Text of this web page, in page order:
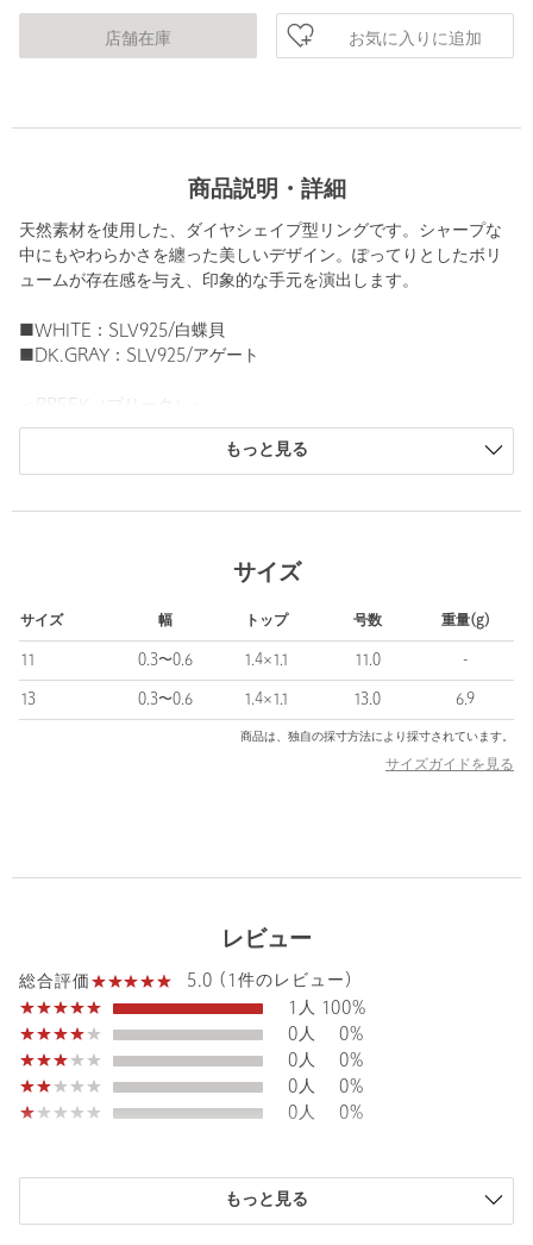
店舗在庫 お気に入りに追加
商品説明・詳細
天然素材を使用した、ダイヤシェイプ型リングです。シャープな
中にもやわらかさを纏った美しいデザイン。ぽってりとしたボリ
ュームが存在感を与え、印象的な手元を演出します。
■WHITE：SLV925/白蝶貝
■DK.GRAY：SLV925/アゲート
2018年に東京出身のデザイナー 芦沢佳澄氏によって設立されたジ
から息づく文化、曖昧さ・複雑さ・儚さにエレガンスを見出す美
ファインジュエリー工房の職人たちとのコラボレーションによっ
士が削り出した天然石など、主に有機的な素材を使用したジュエ
リー製作が特徴です。
「日本でつくるジュエリーの新しい可能性」をコンセプトに、日
本でしか成しえない技術、クオリティ、コンテンポラリーなデザ
インでジュエリーのニュースタンダードを提案します。
※商品に「取り扱い上の注意書き」、「洗濯表示」がございます
※商品画像は、光の当たり具合やパソコンなどの閲覧環境によ
ご了承ください。
※商品の色味の目安は、商品単体の画像をご参照ください。
店舗へお問い合わせの際は、下記の品名/品番をお申し付けくださ
い。
品名：PRK DIASHAPE STN R S
商品詳細
もっと見る
サイズ
サイズ 幅 トップ 号数 重量(g)
11 0.3〜0.6 1.4×1.1 11.0 -
13 0.3〜0.6 1.4×1.1 13.0 6.9
商品は、独自の採寸方法により採寸されています。
サイズガイドを見る
レビュー
総合評価
5.0 (1件のレビュー)
1人 100%
0人
0%
0人
0%
0人
0%
0人
0%
もっと見る